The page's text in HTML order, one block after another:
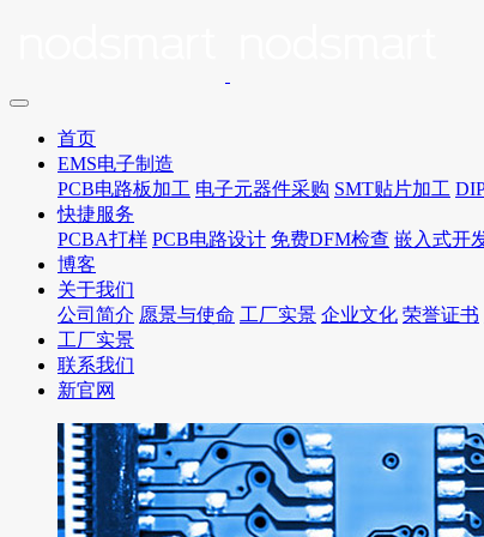
首页
EMS电子制造
PCB电路板加工 电子元器件采购 SMT贴片加工
快捷服务
PCBA打样 PCB电路设计 免费DFM检查 嵌入式开
博客
关于我们
公司简介 愿景与使命 工厂实景 企业文化 荣誉证书
工厂实景
联系我们
新官网